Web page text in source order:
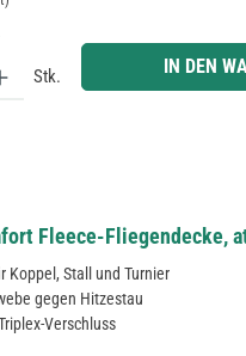
gewünschten Wert ein oder
Stk. IN DEN
Fleece-Fliegendecke,
Koppel, Stall und Turnier
gegen Hitzestau
Verschluss